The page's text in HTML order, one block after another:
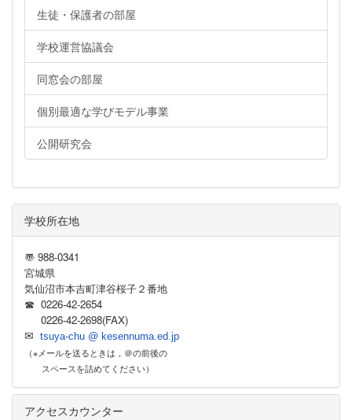
生徒・保護者の部屋
学校運営協議会
同窓会の部屋
個別最適な学びモデル事業
公開研究会
学校所在地
〠 988-0341
宮城県
気仙沼市本吉町津谷桜子２番地
☎ 0226-42-2654
0226-42-2698(FAX)
✉ tsuya-chu @ kesennuma.ed.jp
（※メールを送るときは，＠の前後の
スペースを詰めてください）
アクセスカウンター